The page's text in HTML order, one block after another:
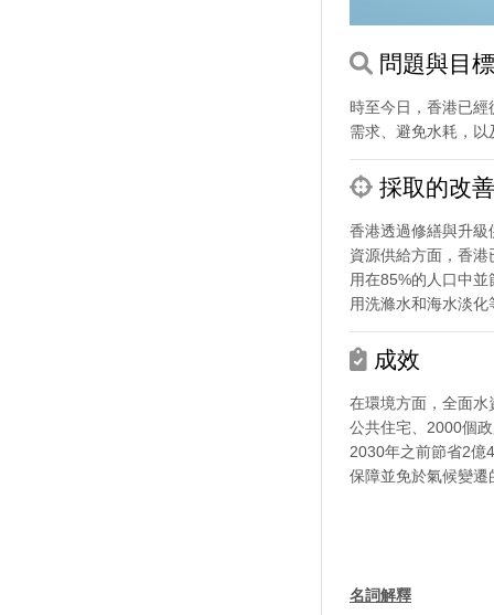
問題與目標
時至今日，香港已
需求、避免水耗，
採取的改
香港透過修繕與升
資源供給方面，香
用在85%的人口中
用洗滌水和海水淡化
成效
在環境方面，全面
公共住宅、2000個
2030年之前節省2億
保障並免於氣候變遷
名詞解釋